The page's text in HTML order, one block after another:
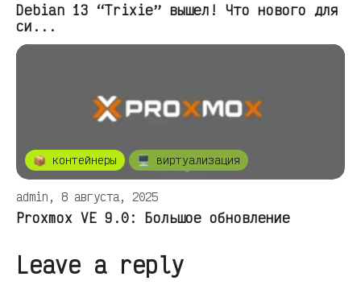
Debian 13 “Trixie” вышел! Что нового для
си...
📦 контейнеры 🖥️ виртуализация
admin, 8 августа, 2025
Proxmox VE 9.0: Большое обновление
Leave a reply